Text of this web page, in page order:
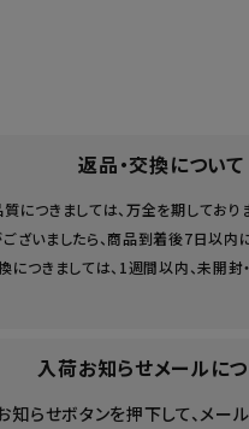
返品・交換について
につきましては、万全を期しており
ざいましたら、商品到着後7日以内
につきましては、1週間以内、未開
入荷お知らせメールに
知らせボタンを押下して、メー